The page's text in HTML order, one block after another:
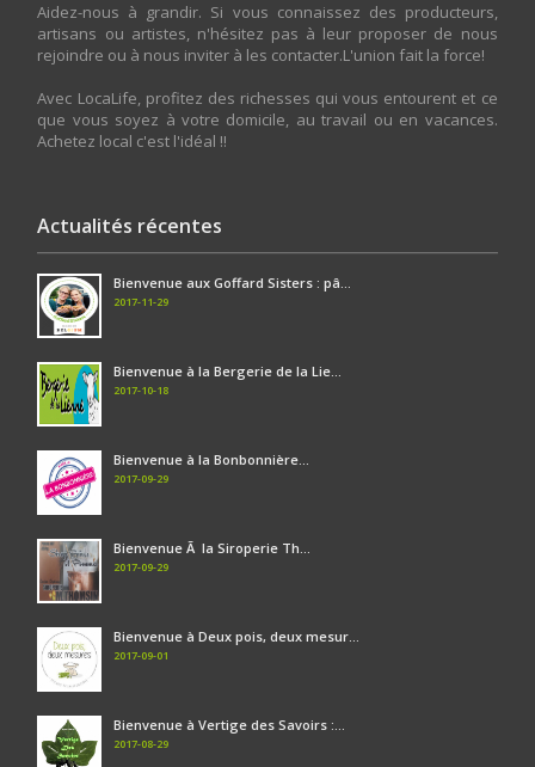
Aidez-nous à grandir. Si vous connaissez des producteurs,
artisans ou artistes, n'hésitez pas à leur proposer de nous
rejoindre ou à nous inviter à les contacter.L'union fait la force!
Avec LocaLife, profitez des richesses qui vous entourent et ce
que vous soyez à votre domicile, au travail ou en vacances.
Achetez local c'est l'idéal !!
Actualités récentes
Bienvenue aux Goffard Sisters : pâ...
2017-11-29
Bienvenue à la Bergerie de la Lie...
2017-10-18
Bienvenue à la Bonbonnière...
2017-09-29
Bienvenue Ã la Siroperie Th...
2017-09-29
Bienvenue à Deux pois, deux mesur...
2017-09-01
Bienvenue à Vertige des Savoirs :...
2017-08-29